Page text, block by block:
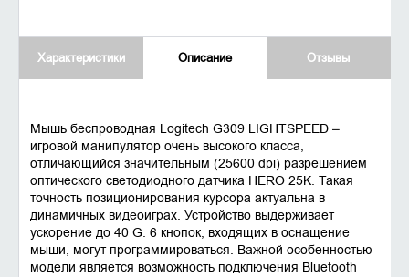
Характеристики Описание Отзывы
Мышь беспроводная Logitech G309 LIGHTSPEED –
игровой манипулятор очень высокого класса,
отличающийся значительным (25600 dpi) разрешением
оптического светодиодного датчика HERO 25K. Такая
точность позиционирования курсора актуальна в
динамичных видеоиграх. Устройство выдерживает
ускорение до 40 G. 6 кнопок, входящих в оснащение
мыши, могут программироваться. Важной особенностью
модели является возможность подключения Bluetooth